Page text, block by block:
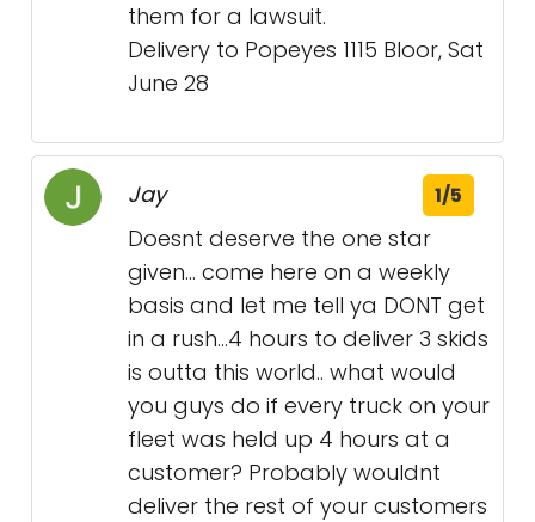
them for a lawsuit.
Delivery to Popeyes 1115 Bloor, Sat
June 28
Jay 1/5
Doesnt deserve the one star
given... come here on a weekly
basis and let me tell ya DONT get
in a rush...4 hours to deliver 3 skids
is outta this world.. what would
you guys do if every truck on your
fleet was held up 4 hours at a
customer? Probably wouldnt
deliver the rest of your customers